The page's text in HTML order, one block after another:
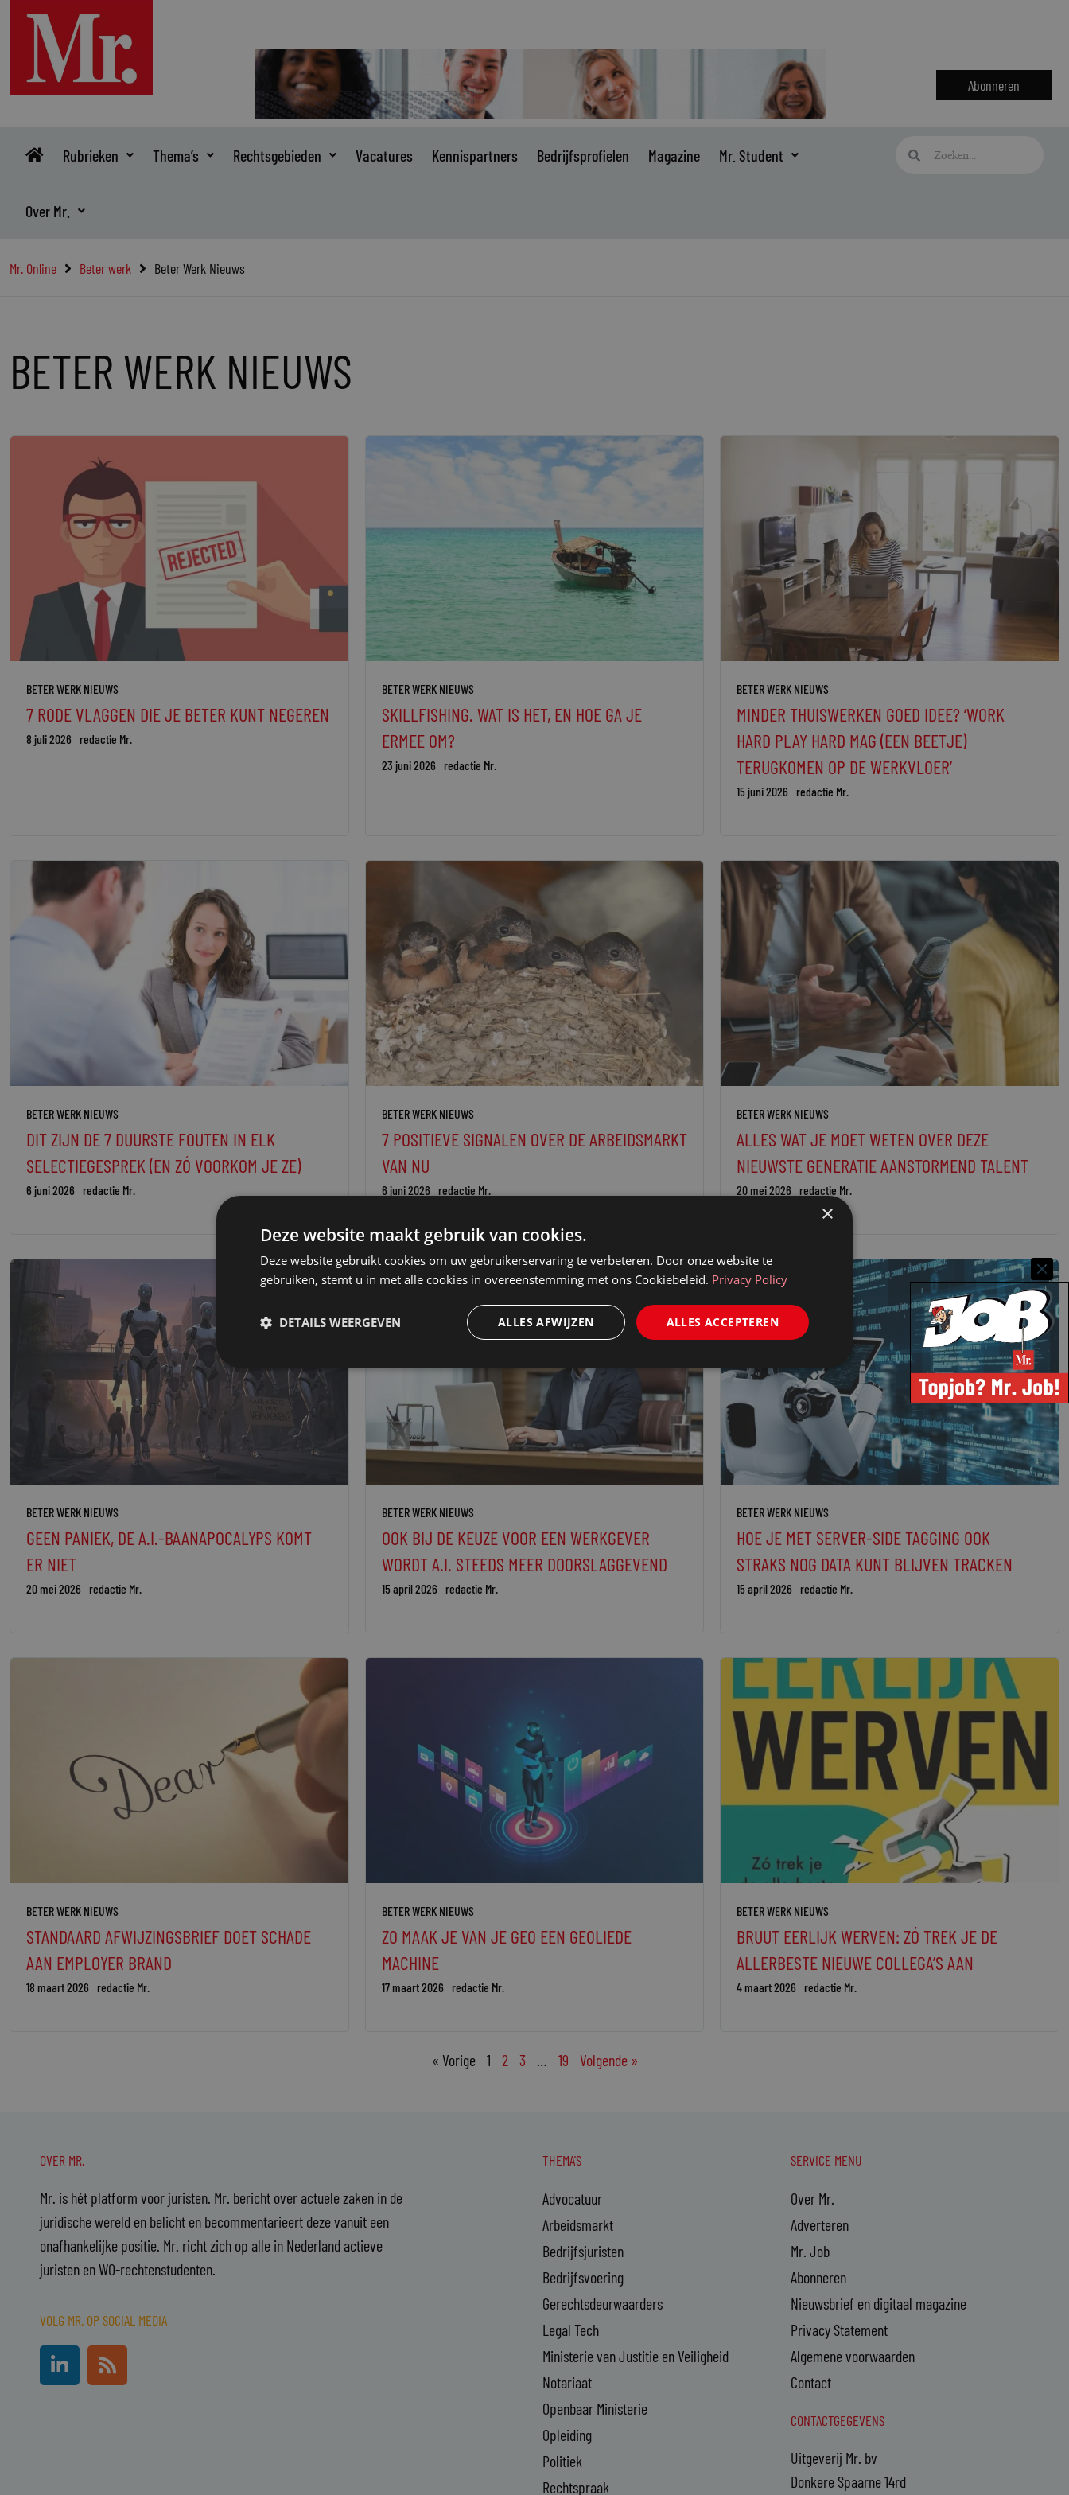
inhoud
Abonneren
Rubrieken Thema’s Rechtsgebieden Vacatures Kennispartners Bedrijfsprofielen Magazine Mr. Student
Over Mr.
Zoeken
Mr. Online Beter werk Beter Werk Nieuws
BETER WERK NIEUWS
BETER WERK NIEUWS
7 RODE VLAGGEN DIE JE BETER KUNT NEGEREN
8 juli 2026 redactie Mr.
BETER WERK NIEUWS
SKILLFISHING. WAT IS HET, EN HOE GA JE
ERMEE OM?
23 juni 2026 redactie Mr.
BETER WERK NIEUWS
MINDER THUISWERKEN GOED IDEE? ‘WORK
HARD PLAY HARD MAG (EEN BEETJE)
TERUGKOMEN OP DE WERKVLOER’
15 juni 2026 redactie Mr.
BETER WERK NIEUWS
DIT ZIJN DE 7 DUURSTE FOUTEN IN ELK
SELECTIEGESPREK (EN ZÓ VOORKOM JE ZE)
6 juni 2026 redactie Mr.
BETER WERK NIEUWS
7 POSITIEVE SIGNALEN OVER DE ARBEIDSMARKT
VAN NU
6 juni 2026 redactie Mr.
BETER WERK NIEUWS
ALLES WAT JE MOET WETEN OVER DEZE
NIEUWSTE GENERATIE AANSTORMEND TALENT
20 mei 2026 redactie Mr.
BETER WERK NIEUWS
GEEN PANIEK, DE A.I.-BAANAPOCALYPS KOMT
ER NIET
20 mei 2026 redactie Mr.
BETER WERK NIEUWS
OOK BIJ DE KEUZE VOOR EEN WERKGEVER
WORDT A.I. STEEDS MEER DOORSLAGGEVEND
15 april 2026 redactie Mr.
BETER WERK NIEUWS
HOE JE MET SERVER-SIDE TAGGING OOK
STRAKS NOG DATA KUNT BLIJVEN TRACKEN
15 april 2026 redactie Mr.
BETER WERK NIEUWS
STANDAARD AFWIJZINGSBRIEF DOET SCHADE
AAN EMPLOYER BRAND
18 maart 2026 redactie Mr.
BETER WERK NIEUWS
ZO MAAK JE VAN JE GEO EEN GEOLIEDE
MACHINE
17 maart 2026 redactie Mr.
BETER WERK NIEUWS
BRUUT EERLIJK WERVEN: ZÓ TREK JE DE
ALLERBESTE NIEUWE COLLEGA’S AAN
4 maart 2026 redactie Mr.
« Vorige 1 2
Pagina
3 …
Pagina
19 Volgende »
OVER MR.
Mr. is hét platform voor juristen. Mr. bericht over actuele zaken in de
juridische wereld en belicht en becommentarieert deze vanuit een
onafhankelijke positie. Mr. richt zich op alle in Nederland actieve
juristen en WO-rechtenstudenten.
VOLG MR. OP SOCIAL MEDIA
L
i
n
R
s
s
THEMA'S
Advocatuur
Arbeidsmarkt
Bedrijfsjuristen
Bedrijfsvoering
Gerechtsdeurwaarders
Legal Tech
Ministerie van Justitie en Veiligheid
Notariaat
Openbaar Ministerie
Opleiding
Politiek
Rechtspraak
SERVICE MENU
Over Mr.
Adverteren
Mr. Job
Abonneren
Nieuwsbrief en digitaal magazine
Privacy Statement
Algemene voorwaarden
Contact
CONTACTGEGEVENS
Uitgeverij Mr. bv
Donkere Spaarne 14rd
×
Deze website maakt gebruik van cookies.
Deze website gebruikt cookies om uw gebruikerservaring te verbeteren. Door onze website te
gebruiken, stemt u in met alle cookies in overeenstemming met ons Cookiebeleid. Privacy Policy
ALLES ACCEPTEREN
ALLES AFWIJZEN
DETAILS WEERGEVEN